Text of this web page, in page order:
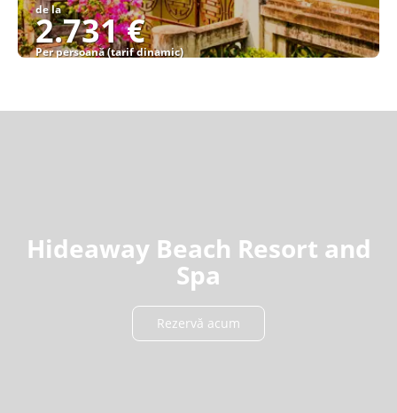
de la
2.731 €
Per persoană (tarif dinamic)
Hideaway Beach Resort and
Spa
Rezervă acum